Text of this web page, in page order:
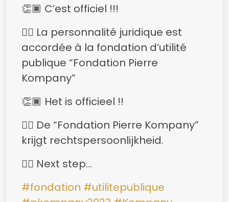
Pierre Kompany” 👏🏿 Het is
officieel !!
👏🏿 C’est officiel !!!
👉🏿 La personnalité juridique est
accordée à la fondation d’utilité
publique “Fondation Pierre
Kompany”
👏🏿 Het is officieel !!
👉🏿 De “Fondation Pierre Kompany”
krijgt rechtspersoonlijkheid.
👉🏿 Next step…
#fondation #utilitepublique